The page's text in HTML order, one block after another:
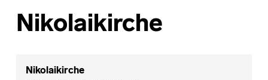
Nikolaikirche
Nikolaikirche